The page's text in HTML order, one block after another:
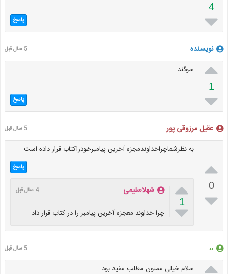
4
 پاسخ
نویسنده 5 سال قبل

1

سوگند
پاسخ
عقیل مرزوقی پور 5 سال قبل

0

به نظرشماچراخداوندمجزه آخرین پیامبرخودراکتاب قرار داده است
پاسخ

1

شهلاسلیمی 4 سال قبل
چرا خداوند معجزه آخرین پیامبر را در کتاب قرار داد
،، 5 سال قبل
 سلام خیلی ممنون مطلب مفید بود